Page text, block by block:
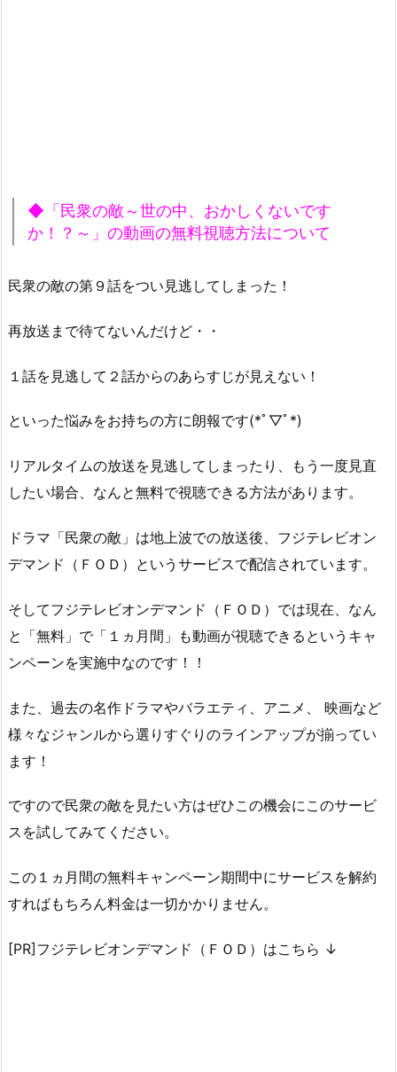
◆「民衆の敵～世の中、おかしくないです
か！？～」の動画の無料視聴方法について
民衆の敵の第９話をつい見逃してしまった！
再放送まで待てないんだけど・・
１話を見逃して２話からのあらすじが見えない！
といった悩みをお持ちの方に朗報です(*ﾟ▽ﾟ*)
リアルタイムの放送を見逃してしまったり、もう一度見直
したい場合、なんと無料で視聴できる方法があります。
ドラマ「民衆の敵」は地上波での放送後、フジテレビオン
デマンド（ＦＯＤ）というサービスで配信されています。
そしてフジテレビオンデマンド（ＦＯＤ）では現在、なん
と「無料」で「１ヵ月間」も動画が視聴できるというキャ
ンペーンを実施中なのです！！
また、過去の名作ドラマやバラエティ、アニメ、 映画など
様々なジャンルから選りすぐりのラインアップが揃ってい
ます！
ですので民衆の敵を見たい方はぜひこの機会にこのサービ
スを試してみてください。
この１ヵ月間の無料キャンペーン期間中にサービスを解約
すればもちろん料金は一切かかりません。
[PR]フジテレビオンデマンド（ＦＯＤ）はこちら ↓